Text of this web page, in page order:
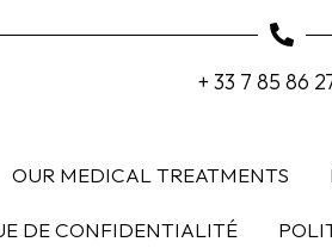
+ 33 7 85 86
OUR MEDICAL TREATMENTS
DE CONFIDENTIALITÉ